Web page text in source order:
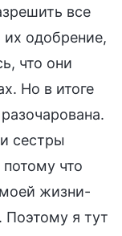
все
одобрение,
что они
Но в итоге
сестры
что
жизни-
Поэтому я тут